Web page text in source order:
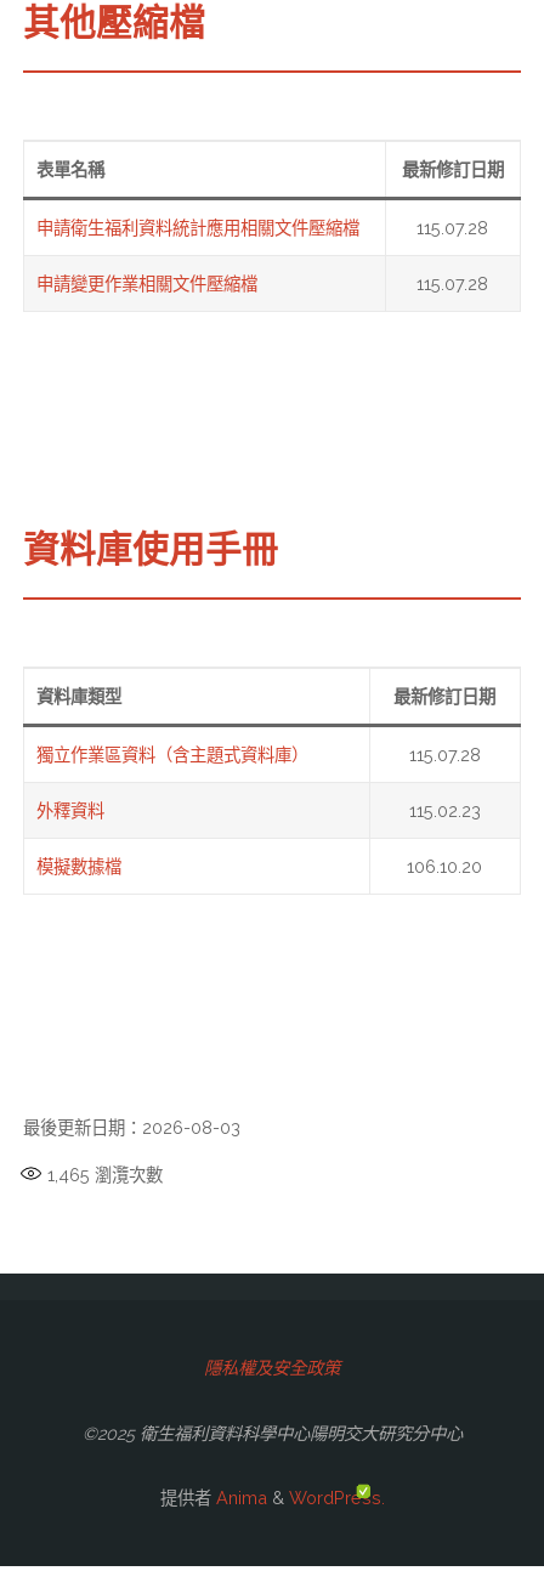
其他壓縮檔
表單名稱 最新修訂日期
申請衛生福利資料統計應用相關文件壓縮檔 115.07.28
申請變更作業相關文件壓縮檔 115.07.28
資料庫使用手冊
資料庫類型 最新修訂日期
獨立作業區資料（含主題式資料庫） 115.07.28
外釋資料 115.02.23
模擬數據檔 106.10.20
最後更新日期：2026-08-03
1,465 瀏灠次數
隱私權及安全政策
©2025 衛生福利資料科學中心陽明交大研究分中心
提供者Anima & WordPress.